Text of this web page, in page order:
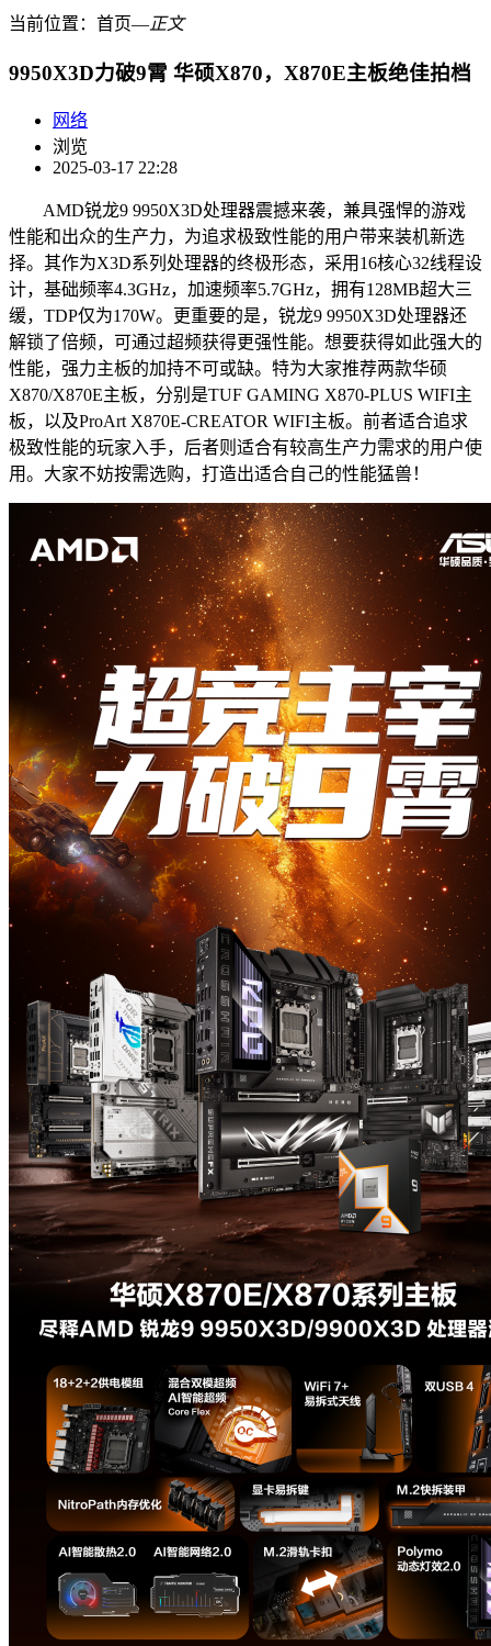
当前位置： 首页―正文
9950X3D力破9霄 华硕X870，X870E主板绝佳拍档
网络
浏览
2025-03-17 22:28
AMD锐龙9 9950X3D处理器震撼来袭，兼具强悍的游戏
性能和出众的生产力，为追求极致性能的用户带来装机新选
择。其作为X3D系列处理器的终极形态，采用16核心32线程设
计，基础频率4.3GHz，加速频率5.7GHz，拥有128MB超大三
缓，TDP仅为170W。更重要的是，锐龙9 9950X3D处理器还
解锁了倍频，可通过超频获得更强性能。想要获得如此强大的
性能，强力主板的加持不可或缺。特为大家推荐两款华硕
X870/X870E主板，分别是TUF GAMING X870-PLUS WIFI主
板，以及ProArt X870E-CREATOR WIFI主板。前者适合追求
极致性能的玩家入手，后者则适合有较高生产力需求的用户使
用。大家不妨按需选购，打造出适合自己的性能猛兽！